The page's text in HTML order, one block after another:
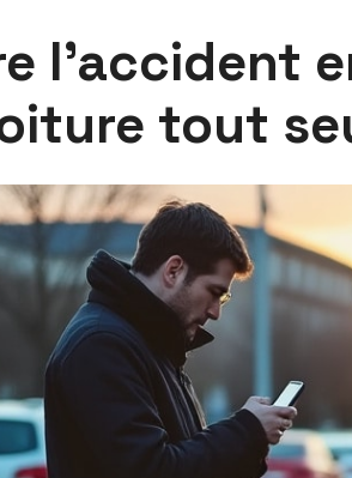
l’accident
tout